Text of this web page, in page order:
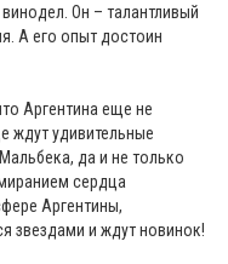
Он – талантливый
А его опыт достоин
Аргентина еще не
ждут удивительные
да и не только
сердца
Аргентины,
звездами и ждут новинок!